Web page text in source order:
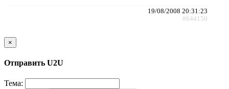
19/08/2008 20:31:23
#644150
×
Отправить U2U
Тема: